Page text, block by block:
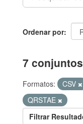
Ordenar por
7
Formatos: CSV
QRSTAE
Filtrar